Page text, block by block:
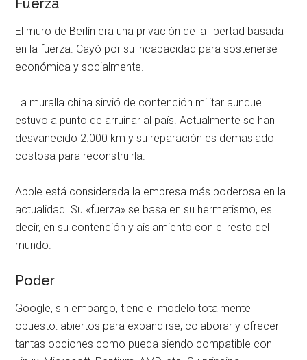
El muro de Berlín era una privación de la libertad basada
en la fuerza. Cayó por su incapacidad para sostenerse
económica y socialmente.
La muralla china sirvió de contención militar aunque
estuvo a punto de arruinar al país. Actualmente se han
desvanecido 2.000 km y su reparación es demasiado
costosa para reconstruirla.
Apple está considerada la empresa más poderosa en la
actualidad. Su «fuerza» se basa en su hermetismo, es
decir, en su contención y aislamiento con el resto del
mundo.
Poder
Google, sin embargo, tiene el modelo totalmente
opuesto: abiertos para expandirse, colaborar y ofrecer
tantas opciones como pueda siendo compatible con